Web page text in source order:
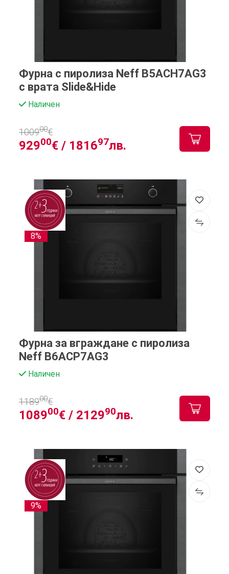
Фурна с пиролиза Neff B5ACH7AG3
с врата Slide&Hide
Наличен
92900€ / 181697лв.
100900€
8%
Фурна за вграждане с пиролиза
Neff B6ACP7AG3
Наличен
108900€ / 212990лв.
118900€
9%